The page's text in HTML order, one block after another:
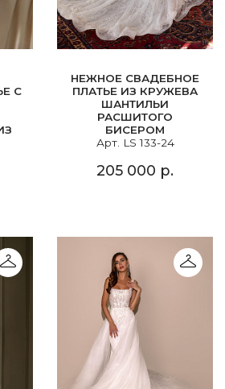
С
НЕЖНОЕ СВАДЕБНОЕ
ПЛАТЬЕ ИЗ КРУЖЕВА
ШАНТИЛЬИ
РАСШИТОГО
БИСЕРОМ
Арт. LS 133-24
205 000 р.